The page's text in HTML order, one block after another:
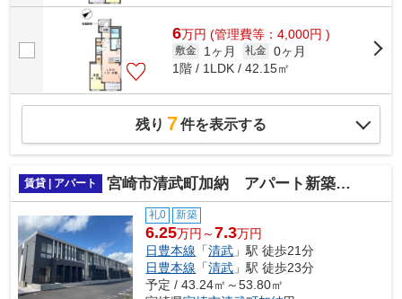
6万円 (管理費等：4,000円 )
敷金 1ヶ月 礼金 0ヶ月
1階 / 1LDK / 42.15㎡
残り 7件を表示する
賃貸 | アパート 宮崎市清武町加納 アパート新築工事
礼0 新築
6.25万円～7.3万円
日豊本線 「清武 」駅 徒歩21分
日豊本線 「清武 」駅 徒歩23分
予定 / 43.24㎡～53.80㎡